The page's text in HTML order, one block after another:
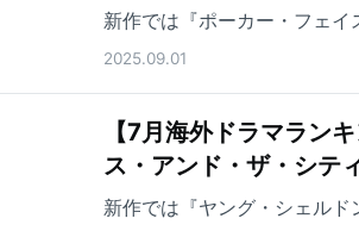
新作では『ポーカー・フェ
2025.09.01
【7月海外ドラマラン
ス・アンド・ザ・シテ
新作では『ヤング・シェル